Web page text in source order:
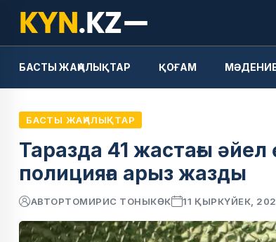
БАСТЫ ЖАҢАЛЫҚТАР ҚОҒАМ
БАСТЫ ЖАҢАЛЫҚТАР
Таразда 41 жастағы әйел
полицияға арыз жазды
АВТОРТОМИРИС ТОНЫКӨК 11 ҚЫРКҮЙЕК,